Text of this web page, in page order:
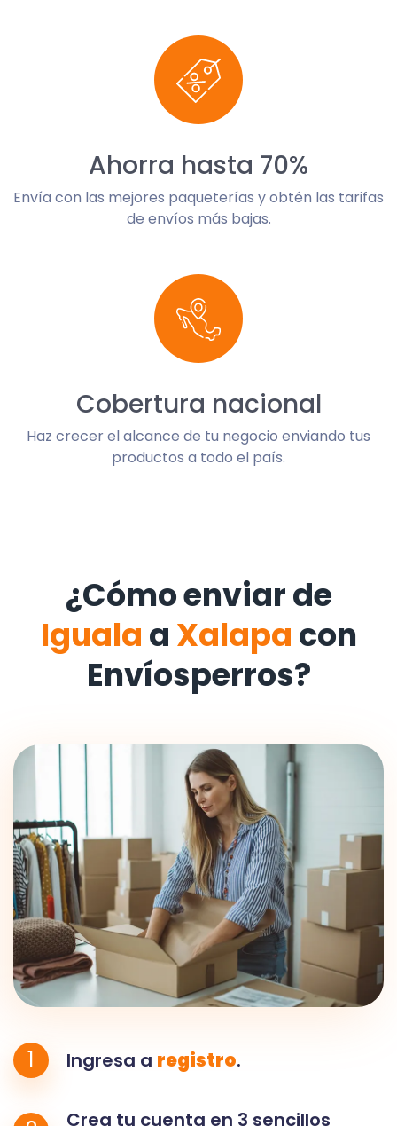
Ahorra hasta 70%
Envía con las mejores paqueterías y obtén las tarifas
de envíos más bajas.
Cobertura nacional
Haz crecer el alcance de tu negocio enviando tus
productos a todo el país.
¿Cómo enviar de
Iguala a Xalapa con
Envíosperros?
1 Ingresa a registro.
Crea tu cuenta en 3 sencillos